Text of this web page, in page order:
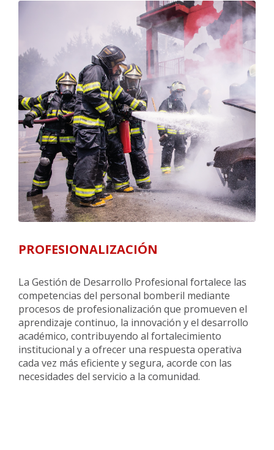
PROFESIONALIZACIÓN
La Gestión de Desarrollo Profesional fortalece las
competencias del personal bomberil mediante
procesos de profesionalización que promueven el
aprendizaje continuo, la innovación y el desarrollo
académico, contribuyendo al fortalecimiento
institucional y a ofrecer una respuesta operativa
cada vez más eficiente y segura, acorde con las
necesidades del servicio a la comunidad.